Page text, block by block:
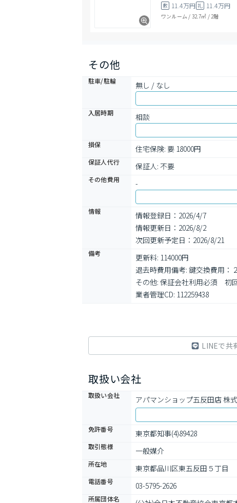
敷 11.4万円 礼 11.4万円
ワンルーム / 32.7㎡ / 2階
その他
駐車/駐輪 無し / なし
入居時期
相談
損保
住宅保険: 要 18000円
保証人代行 保証人: 不要
その他費用 -
情報
情報登録日：2026/4/7
情報更新日：2026/8/2
次回更新予定日：2026/8/21
備考
更新料: 114000円
退去時費用備考: 鍵交換費用：
その他: 保証会社利用必須　初
業者管理CD: 112259438
LINEで共
取扱い会社
取扱い会社 アパマンショップ五反田店 株
免許番号
東京都知事(4)89428
取引態様 一般媒介
所在地 東京都品川区東五反田５丁目
電話番号 03-5795-2626
所属団体名